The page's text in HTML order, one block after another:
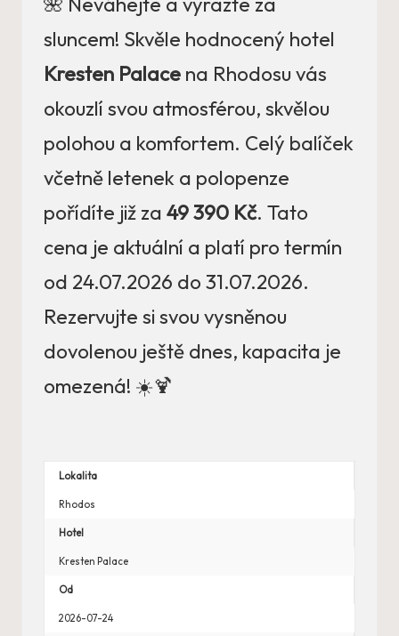
sluncem! Skvěle hodnocený hotel
Kresten Palace na Rhodosu vás
okouzlí svou atmosférou, skvělou
polohou a komfortem. Celý balíček
včetně letenek a polopenze
pořídíte již za 49 390 Kč. Tato
cena je aktuální a platí pro termín
od 24.07.2026 do 31.07.2026.
Rezervujte si svou vysněnou
dovolenou ještě dnes, kapacita je
omezená! ☀️🍹
Lokalita
Rhodos
Hotel
Kresten Palace
Od
2026-07-24